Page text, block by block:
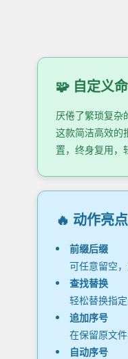
🧩 自定义
厌倦了繁琐复杂
这款简洁高效的
置，终身复用，
🔥 动作亮
前缀后缀
可任意留空
查找替换
轻松替换指
追加序号
在保留原文
自动序号